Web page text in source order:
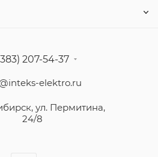
207-54-37
elektro.ru
ул. Пермитина,
24/8